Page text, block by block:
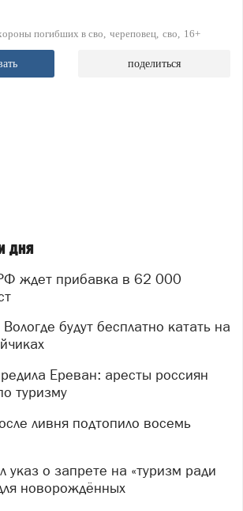
погибших в сво череповец сво 16+
поделиться
дня
туризму
новорождённых